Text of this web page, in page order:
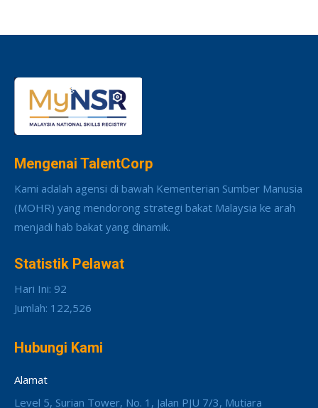
Mengenai TalentCorp
Kami adalah agensi di bawah Kementerian Sumber Manusia
(MOHR) yang mendorong strategi bakat Malaysia ke arah
menjadi hab bakat yang dinamik.
Statistik Pelawat
Hari Ini: 92
Jumlah: 122,526
Hubungi Kami
Alamat
Level 5, Surian Tower, No. 1, Jalan PJU 7/3, Mutiara